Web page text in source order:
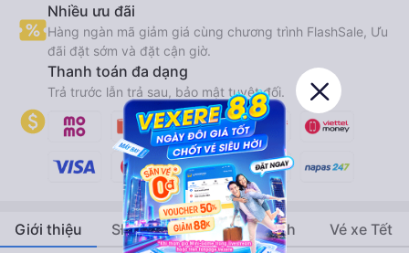
Nhiều ưu đãi
Hàng ngàn mã giảm giá cùng chương trình FlashSale, Ưu
đãi đặt sớm và đặt cận giờ.
Thanh toán đa dạng
Trả trước lẫn trả sau, bảo mật tuyệt đối.
Giới thiệu SĐT - Địa chỉ Hình ảnh Vé xe Tết